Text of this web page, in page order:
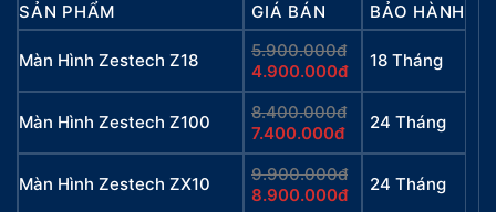
SẢN PHẨM GIÁ BÁN BẢO HÀNH
Màn Hình Zestech Z18
5.900.000đ
4.900.000đ
18 Tháng
Màn Hình Zestech Z100
8.400.000đ
7.400.000đ
24 Tháng
Màn Hình Zestech ZX10
9.900.000đ
8.900.000đ
24 Tháng